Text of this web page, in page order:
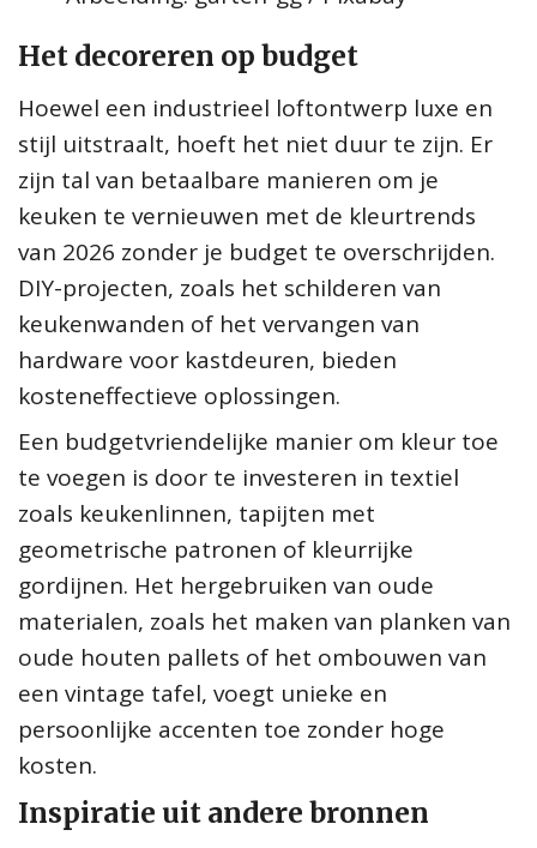
Het decoreren op budget
Hoewel een industrieel loftontwerp luxe en
stijl uitstraalt, hoeft het niet duur te zijn. Er
zijn tal van betaalbare manieren om je
keuken te vernieuwen met de kleurtrends
van 2026 zonder je budget te overschrijden.
DIY-projecten, zoals het schilderen van
keukenwanden of het vervangen van
hardware voor kastdeuren, bieden
kosteneffectieve oplossingen.
Een budgetvriendelijke manier om kleur toe
te voegen is door te investeren in textiel
zoals keukenlinnen, tapijten met
geometrische patronen of kleurrijke
gordijnen. Het hergebruiken van oude
materialen, zoals het maken van planken van
oude houten pallets of het ombouwen van
een vintage tafel, voegt unieke en
persoonlijke accenten toe zonder hoge
kosten.
Inspiratie uit andere bronnen